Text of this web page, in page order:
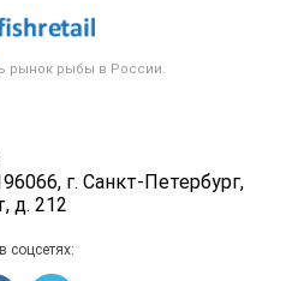
рынок рыбы в России.
г. Санкт-Петербург,
д. 212
оферта
информация
персональных данных
рынка
Блог
Икра
материал
объявлений
соцсетях: